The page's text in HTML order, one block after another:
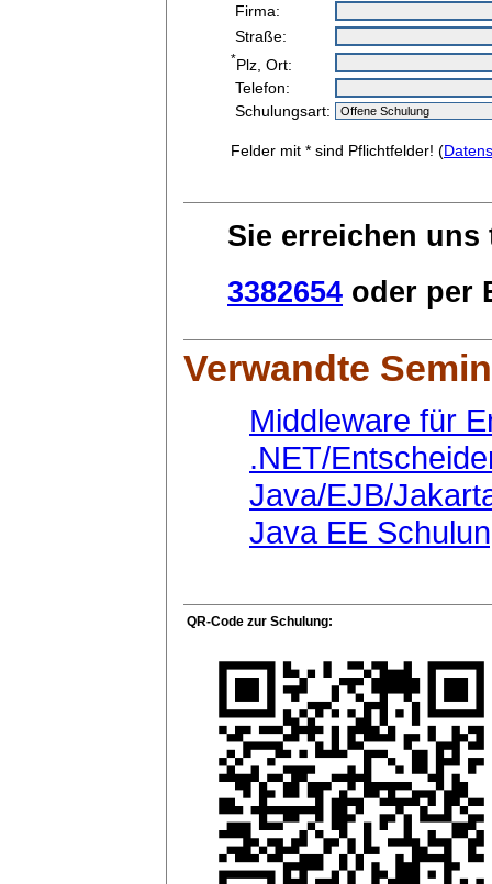
Firma:
Straße:
*Plz, Ort:
Telefon:
Schulungsart:
Felder mit * sind Pflichtfelder! (
Sie erreichen
3382654 oder per
Verwandte
Middleware für
.NET/
Java/EJB/
Java EE
QR-Code zur Schulung: